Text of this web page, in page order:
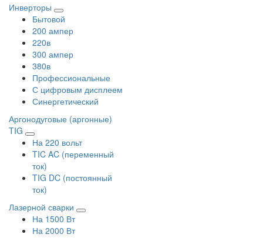
Инверторы
Бытовой
200 ампер
220в
300 ампер
380в
Профессиональные
С цифровым дисплеем
Синергетический
Аргонодуговые (аргонные)
TIG
На 220 вольт
TIC AC (переменный
ток)
TIG DC (постоянный
ток)
Лазерной сварки
На 1500 Вт
На 2000 Вт